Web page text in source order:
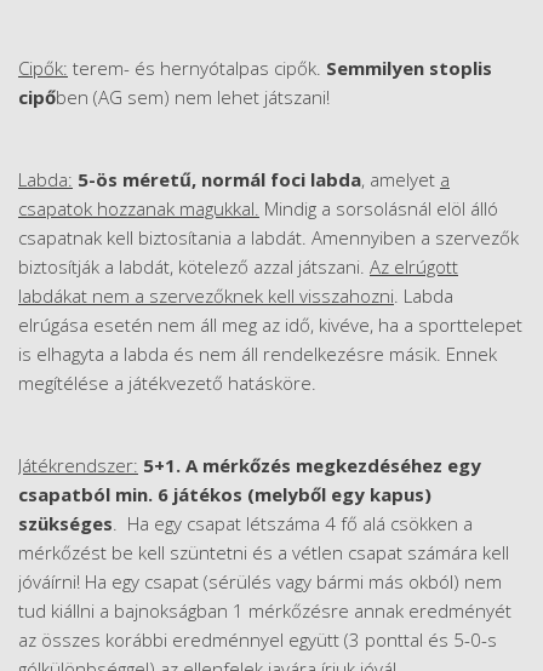
Cipők: terem- és hernyótalpas cipők. Semmilyen stoplis
cipőben (AG sem) nem lehet játszani!
Labda: 5-ös méretű, normál foci labda, amelyet a
csapatok hozzanak magukkal. Mindig a sorsolásnál elöl álló
csapatnak kell biztosítania a labdát. Amennyiben a szervezők
biztosítják a labdát, kötelező azzal játszani. Az elrúgott
labdákat nem a szervezőknek kell visszahozni . Labda
elrúgása esetén nem áll meg az idő, kivéve, ha a sporttelepet
is elhagyta a labda és nem áll rendelkezésre másik. Ennek
megítélése a játékvezető hatásköre.
Játékrendszer: 5+1. A mérkőzés megkezdéséhez egy
csapatból min. 6 játékos (melyből egy kapus)
szükséges . Ha egy csapat létszáma 4 fő alá csökken a
mérkőzést be kell szüntetni és a vétlen csapat számára kell
jóváírni! Ha egy csapat (sérülés vagy bármi más okból) nem
tud kiállni a bajnokságban 1 mérkőzésre annak eredményét
az összes korábbi eredménnyel együtt (3 ponttal és 5-0-s